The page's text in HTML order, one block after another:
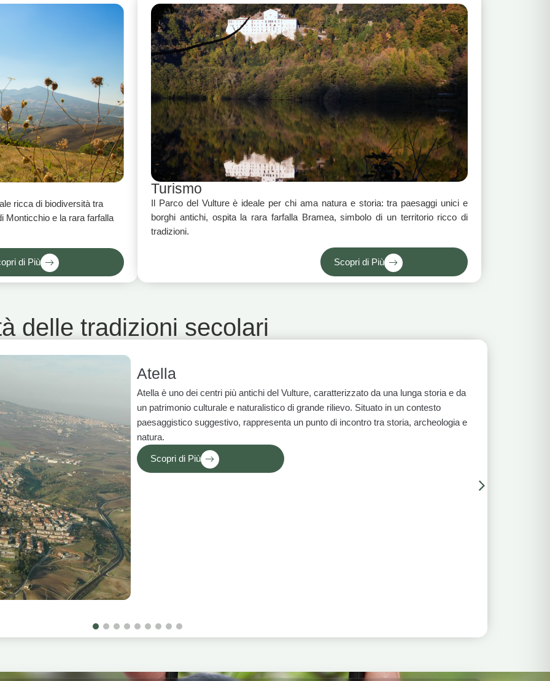
ricca di biodiversità tra
Monticchio e la rara farfalla
di Più
Turismo
Il Parco del Vulture è ideale per chi ama natura e storia: tra paesaggi unici e
borghi antichi, ospita la rara farfalla Bramea, simbolo di un territorio ricco di
tradizioni.
Scopri di Più
delle tradizioni secolari
Atella
Atella è uno dei centri più antichi del Vulture, caratterizzato da una lunga storia e da
un patrimonio culturale e naturalistico di grande rilievo. Situato in un contesto
paesaggistico suggestivo, rappresenta un punto di incontro tra storia, archeologia e
natura.
Scopri di Più
4 5 6 7 8 9